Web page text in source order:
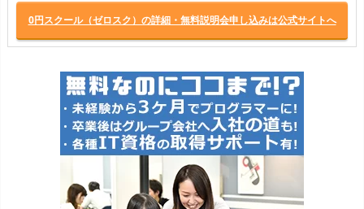
0円スクール（ゼロスク）の詳細・無料説明会申し込みは公式サイトへ